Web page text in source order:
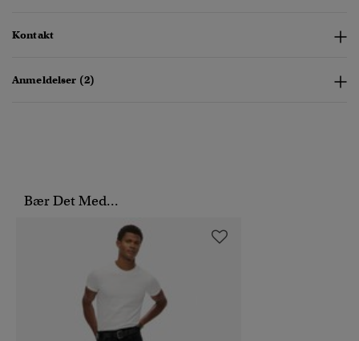
Kontakt
Anmeldelser (2)
Bær Det Med...